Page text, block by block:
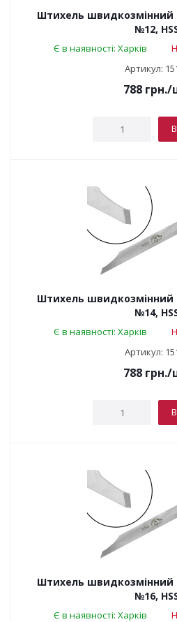
Штихель швидкозмінний
№12,
Є в наявності: Харків
Артикул:
788 грн./
Штихель швидкозмінний
№14,
Є в наявності: Харків
Артикул:
788 грн./
Штихель швидкозмінний
№16,
Є в наявності: Харків